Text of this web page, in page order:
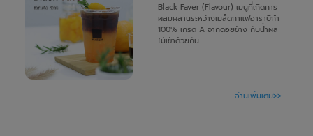
Black Faver (Flavour) เมนูที่เกิดการ
ผสมผสานระหว่างเมล็ดกาแฟอาราบิก้า
100% เกรด A จากดอยช้าง กับน้ำผล
ไม้เข้าด้วยกัน
อ่านเพิ่มเติม>>